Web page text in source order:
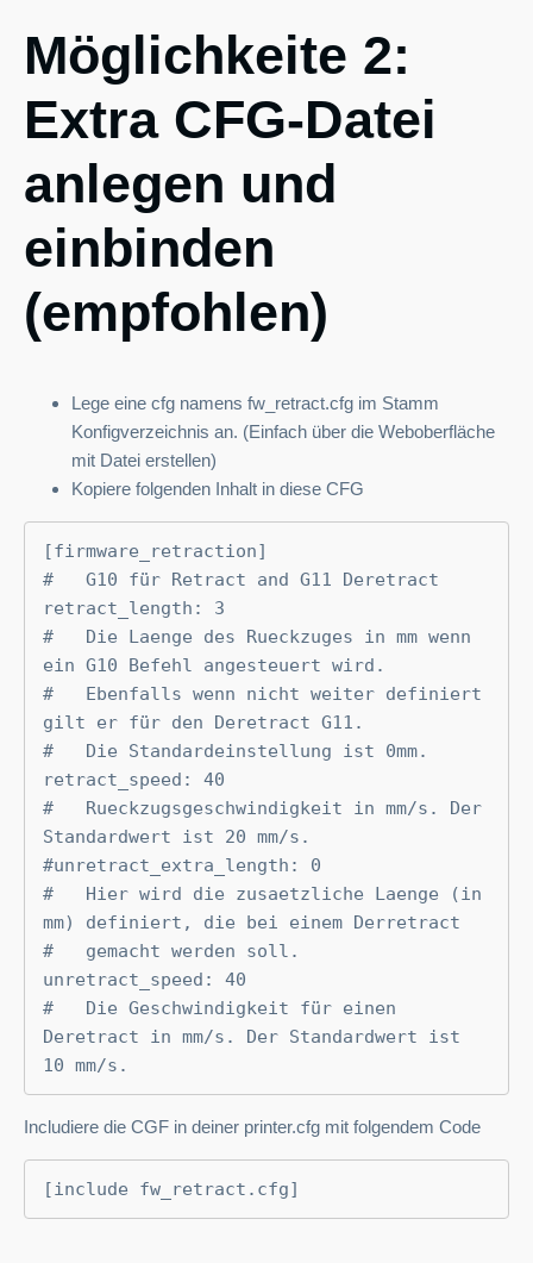
Möglichkeite 2:
Extra CFG-Datei
anlegen und
einbinden
(empfohlen)
Lege eine cfg namens fw_retract.cfg im Stamm
Konfigverzeichnis an. (Einfach über die Weboberfläche
mit Datei erstellen)
Kopiere folgenden Inhalt in diese CFG
[firmware_retraction]
#   G10 für Retract and G11 Deretract
retract_length: 3
#   Die Laenge des Rueckzuges in mm wenn
ein G10 Befehl angesteuert wird.
#   Ebenfalls wenn nicht weiter definiert
gilt er für den Deretract G11.
#   Die Standardeinstellung ist 0mm.
retract_speed: 40
#   Rueckzugsgeschwindigkeit in mm/s. Der
Standardwert ist 20 mm/s.
#unretract_extra_length: 0
#   Hier wird die zusaetzliche Laenge (in
mm) definiert, die bei einem Derretract
#   gemacht werden soll.
unretract_speed: 40
#   Die Geschwindigkeit für einen
Deretract in mm/s. Der Standardwert ist
10 mm/s.
Includiere die CGF in deiner printer.cfg mit folgendem Code
[include fw_retract.cfg]